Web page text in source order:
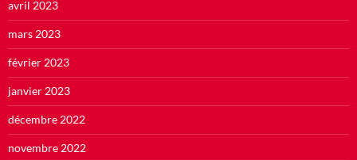
avril 2023
mars 2023
février 2023
janvier 2023
décembre 2022
novembre 2022